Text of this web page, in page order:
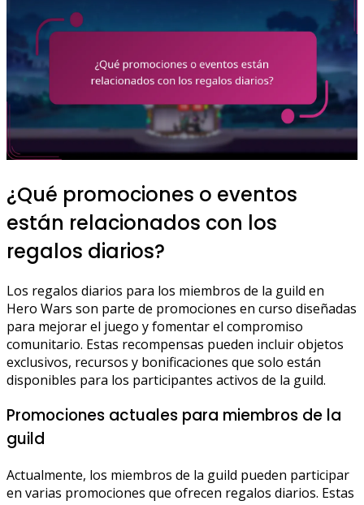
¿Qué promociones o eventos
están relacionados con los
regalos diarios?
Los regalos diarios para los miembros de la guild en
Hero Wars son parte de promociones en curso diseñadas
para mejorar el juego y fomentar el compromiso
comunitario. Estas recompensas pueden incluir objetos
exclusivos, recursos y bonificaciones que solo están
disponibles para los participantes activos de la guild.
Promociones actuales para miembros de la
guild
Actualmente, los miembros de la guild pueden participar
en varias promociones que ofrecen regalos diarios. Estas